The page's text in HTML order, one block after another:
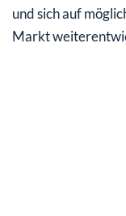
und sich auf
Markt